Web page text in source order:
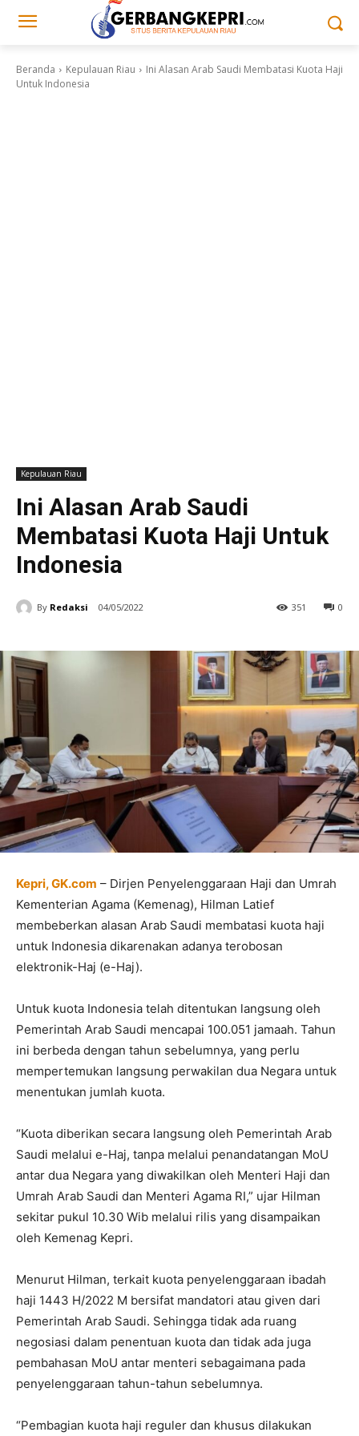
Beranda Kepulauan Riau
Ini Alasan Arab Saudi Membatasi Kuota Haji
Untuk Indonesia
Kepulauan Riau
Ini Alasan Arab Saudi
Membatasi Kuota Haji Untuk
Indonesia
By Redaksi 04/05/2022 0
351
Kepri, GK.com – Dirjen Penyelenggaraan Haji dan Umrah
Kementerian Agama (Kemenag), Hilman Latief
membeberkan alasan Arab Saudi membatasi kuota haji
untuk Indonesia dikarenakan adanya terobosan
elektronik-Haj (e-Haj).
Untuk kuota Indonesia telah ditentukan langsung oleh
Pemerintah Arab Saudi mencapai 100.051 jamaah. Tahun
ini berbeda dengan tahun sebelumnya, yang perlu
mempertemukan langsung perwakilan dua Negara untuk
menentukan jumlah kuota.
“Kuota diberikan secara langsung oleh Pemerintah Arab
Saudi melalui e-Haj, tanpa melalui penandatangan MoU
antar dua Negara yang diwakilkan oleh Menteri Haji dan
Umrah Arab Saudi dan Menteri Agama RI,” ujar Hilman
sekitar pukul 10.30 Wib melalui rilis yang disampaikan
oleh Kemenag Kepri.
Menurut Hilman, terkait kuota penyelenggaraan ibadah
haji 1443 H/2022 M bersifat mandatori atau given dari
Pemerintah Arab Saudi. Sehingga tidak ada ruang
negosiasi dalam penentuan kuota dan tidak ada juga
pembahasan MoU antar menteri sebagaimana pada
penyelenggaraan tahun-tahun sebelumnya.
“Pembagian kuota haji reguler dan khusus dilakukan